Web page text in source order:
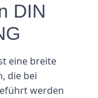
DIN
eine breite
die bei
werden